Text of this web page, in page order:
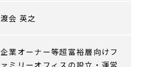
渡会 英之
企業オーナー等超富裕層向けフ
ァミリーオフィスの設立・運営